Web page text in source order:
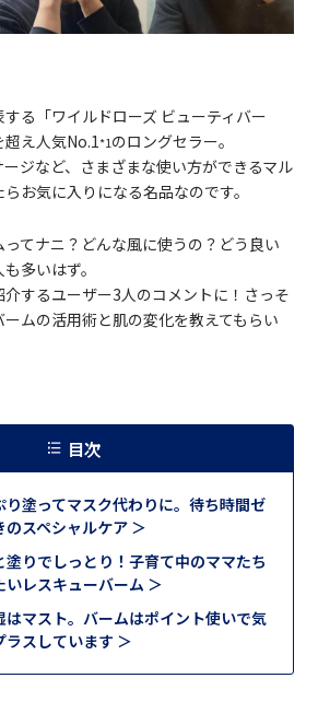
る「ワイルドローズ ビューティバー
え人気No.1*1のロングセラー。
ジなど、さまざまな使い方ができるマル
お気に入りになる名品なのです。
てナニ？どんな風に使うの？どう良い
多いはず。
するユーザー3人のコメントに！さっそ
ムの活用術と肌の変化を教えてもらい
目次
り塗ってマスク代わりに。待ち時間ゼ
のスペシャルケア ＞
塗りでしっとり！子育て中のママたち
いレスキューバーム ＞
はマスト。バームはポイント使いで気
ラスしています ＞